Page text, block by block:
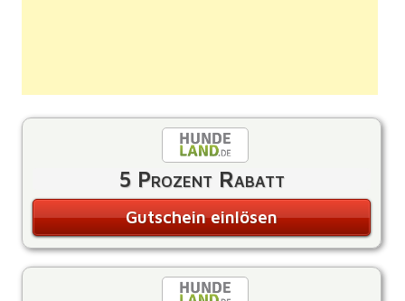
5 Prozent Rabatt
Gutschein einlösen